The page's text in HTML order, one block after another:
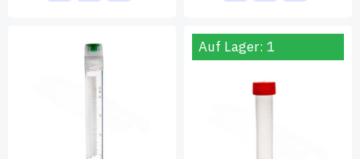
Auf Lager: 1